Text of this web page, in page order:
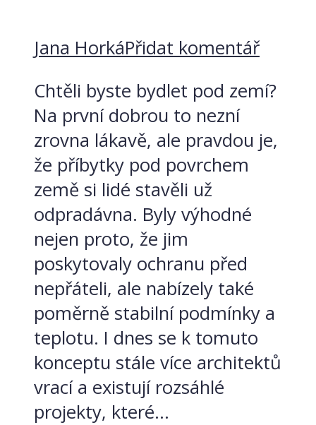
Jana HorkáPřidat komentář
Chtěli byste bydlet pod zemí?
Na první dobrou to nezní
zrovna lákavě, ale pravdou je,
že příbytky pod povrchem
země si lidé stavěli už
odpradávna. Byly výhodné
nejen proto, že jim
poskytovaly ochranu před
nepřáteli, ale nabízely také
poměrně stabilní podmínky a
teplotu. I dnes se k tomuto
konceptu stále více architektů
vrací a existují rozsáhlé
projekty, které...